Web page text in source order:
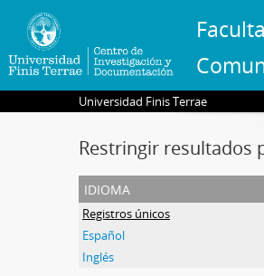
Universidad Finis Terrae
Restringir resultados
idioma
Registros únicos
Español
Inglés